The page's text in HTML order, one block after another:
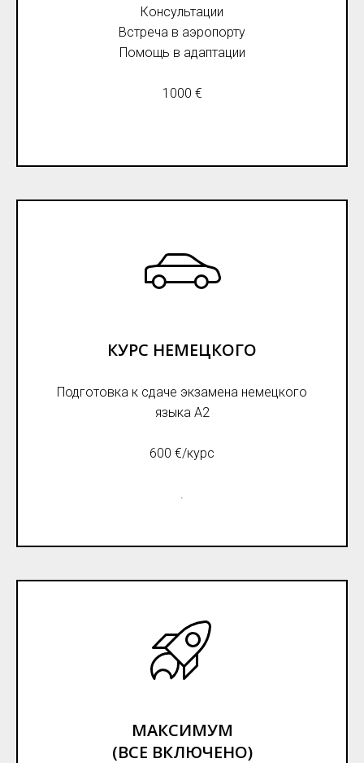
Консультации
Встреча в аэропорту
Помощь в адаптации
1000 €
КУРС НЕМЕЦКОГО
Подготовка к сдаче экзамена немецкого
языка А2
600 €/курс
.
МАКСИМУМ
(ВСЕ ВКЛЮЧЕНО)